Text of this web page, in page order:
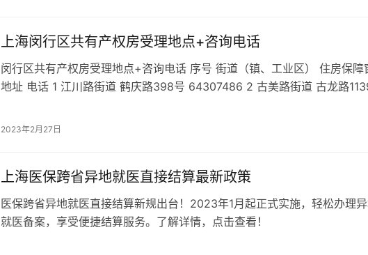
上海闵行区共有产权房受理地点+咨询电话
闵行区共有产权房受理地点+咨询电话 序号 街道（镇、工业区） 住房保障
地址 电话 1 江川路街道 鹤庆路398号 64307486 2 古美路街道 古龙路
2023年2月27日
上海医保跨省异地就医直接结算最新政策
医保跨省异地就医直接结算新规出台！2023年1月起正式实施，轻松办理
就医备案，享受便捷结算服务。了解详情，点击查看！